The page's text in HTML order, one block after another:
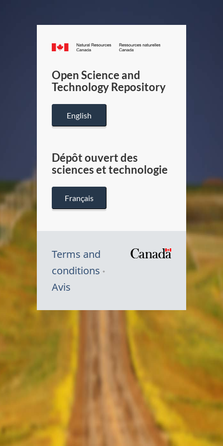
Canada.ca
/
Canada
Open Science and
Technology Repository
English
Dépôt ouvert des
sciences et technologie
Français
Terms and
conditions
Avis
Symbole
Canada